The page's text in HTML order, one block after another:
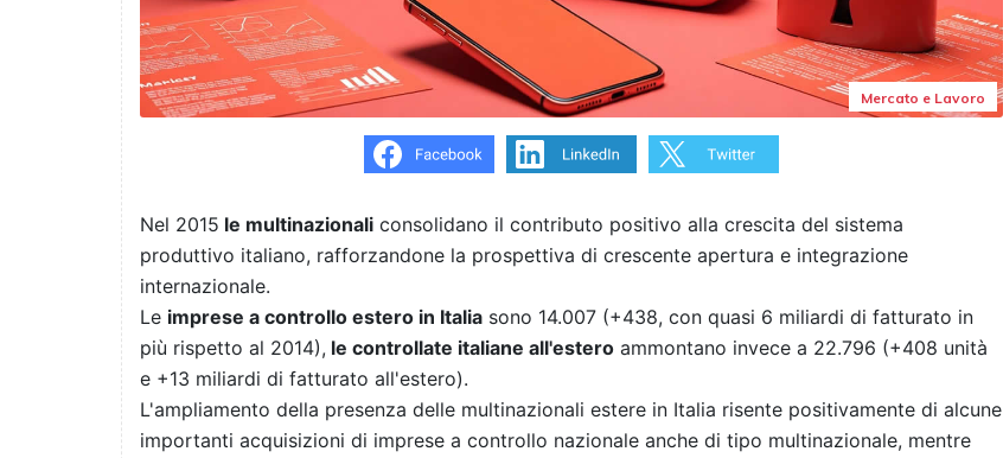
Mercato e Lavoro
Nel 2015 le multinazionali consolidano il contributo positivo alla crescita del sistema
produttivo italiano, rafforzandone la prospettiva di crescente apertura e integrazione
internazionale.
Le imprese a controllo estero in Italia sono 14.007 (+438, con quasi 6 miliardi di fatturato in
più rispetto al 2014), le controllate italiane all'estero ammontano invece a 22.796 (+408 unità
e +13 miliardi di fatturato all'estero).
L'ampliamento della presenza delle multinazionali estere in Italia risente positivamente di alcune
importanti acquisizioni di imprese a controllo nazionale anche di tipo multinazionale, mentre